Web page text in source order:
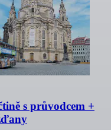
s průvodcem +